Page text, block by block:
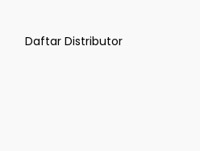
Daftar Distributor